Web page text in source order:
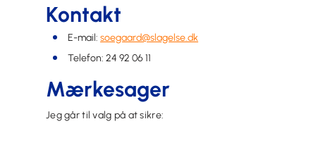
Kontakt
E-mail: soegaard@slagelse.dk
Telefon: 24 92 06 11
Mærkesager
Jeg går til valg på at sikre: